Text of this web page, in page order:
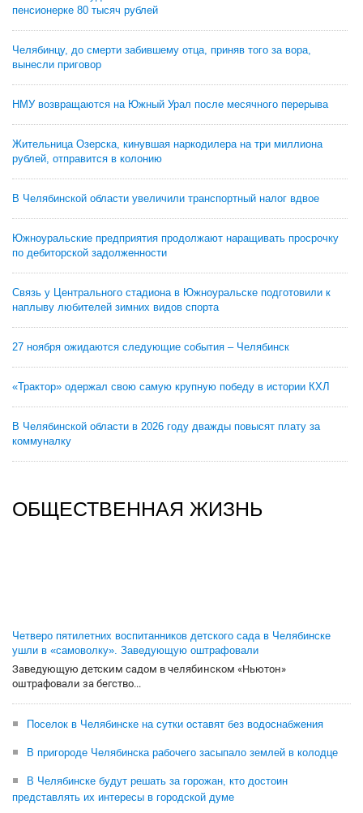
пенсионерке 80 тысяч рублей
Челябинцу, до смерти забившему отца, приняв того за вора,
вынесли приговор
НМУ возвращаются на Южный Урал после месячного перерыва
Жительница Озерска, кинувшая наркодилера на три миллиона
рублей, отправится в колонию
В Челябинской области увеличили транспортный налог вдвое
Южноуральские предприятия продолжают наращивать просрочку
по дебиторской задолженности
Связь у Центрального стадиона в Южноуральске подготовили к
наплыву любителей зимних видов спорта
27 ноября ожидаются следующие события – Челябинск
«Трактор» одержал свою самую крупную победу в истории КХЛ
В Челябинской области в 2026 году дважды повысят плату за
коммуналку
ОБЩЕСТВЕННАЯ ЖИЗНЬ
Четверо пятилетних воспитанников детского сада в Челябинске
ушли в «самоволку». Заведующую оштрафовали
Заведующую детским садом в челябинском «Ньютон»
оштрафовали за бегство...
Поселок в Челябинске на сутки оставят без водоснабжения
В пригороде Челябинска рабочего засыпало землей в колодце
В Челябинске будут решать за горожан, кто достоин
представлять их интересы в городской думе